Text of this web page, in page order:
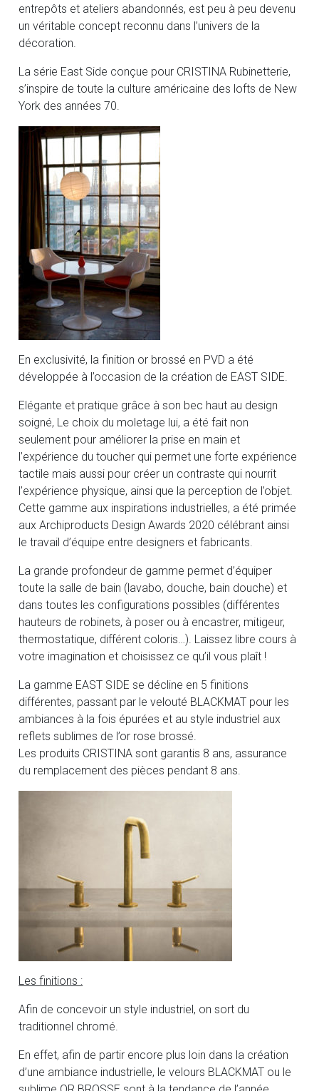
entrepôts et ateliers abandonnés, est peu à peu devenu
un véritable concept reconnu dans l’univers de la
décoration.
La série East Side conçue pour CRISTINA Rubinetterie,
s’inspire de toute la culture américaine des lofts de New
York des années 70.
En exclusivité, la finition or brossé en PVD a été
développée à l’occasion de la création de EAST SIDE.
Elégante et pratique grâce à son bec haut au design
soigné, Le choix du moletage lui, a été fait non
seulement pour améliorer la prise en main et
l’expérience du toucher qui permet une forte expérience
tactile mais aussi pour créer un contraste qui nourrit
l’expérience physique, ainsi que la perception de l’objet.
Cette gamme aux inspirations industrielles, a été primée
aux Archiproducts Design Awards 2020 célébrant ainsi
le travail d’équipe entre designers et fabricants.
La grande profondeur de gamme permet d’équiper
toute la salle de bain (lavabo, douche, bain douche) et
dans toutes les configurations possibles (différentes
hauteurs de robinets, à poser ou à encastrer, mitigeur,
thermostatique, différent coloris…). Laissez libre cours à
votre imagination et choisissez ce qu’il vous plaît !
La gamme EAST SIDE se décline en 5 finitions
différentes, passant par le velouté BLACKMAT pour les
ambiances à la fois épurées et au style industriel aux
reflets sublimes de l’or rose brossé.
Les produits CRISTINA sont garantis 8 ans, assurance
du remplacement des pièces pendant 8 ans.
Les finitions :
Afin de concevoir un style industriel, on sort du
traditionnel chromé.
En effet, afin de partir encore plus loin dans la création
d’une ambiance industrielle, le velours BLACKMAT ou le